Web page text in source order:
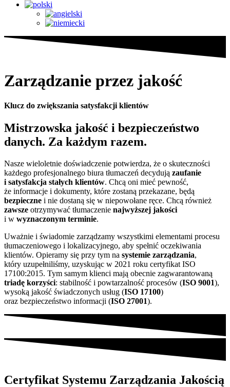
Zarządzanie przez jakość
Klucz do zwiększania satysfakcji klientów
Mistrzowska jakość i bezpieczeństwo
danych. Za każdym razem.
Nasze wieloletnie doświadczenie potwierdza, że o skuteczności
każdego profesjonalnego biura tłumaczeń decydują zaufanie
i satysfakcja stałych klientów. Chcą oni mieć pewność,
że informacje i dokumenty, które zostaną przekazane, będą
bezpieczne i nie dostaną się w niepowołane ręce. Chcą również
zawsze otrzymywać tłumaczenie najwyższej jakości
i w wyznaczonym terminie.
Uważnie i świadomie zarządzamy wszystkimi elementami procesu
tłumaczeniowego i lokalizacyjnego, aby spełnić oczekiwania
klientów. Opieramy się przy tym na systemie zarządzania,
który uzupełniliśmy, uzyskując w 2021 roku certyfikat ISO
17100:2015. Tym samym klienci mają obecnie zagwarantowaną
triadę korzyści: stabilność i powtarzalność procesów (ISO 9001),
wysoką jakość świadczonych usług (ISO 17100)
oraz bezpieczeństwo informacji (ISO 27001).
Certyfikat Systemu Zarządzania Jakością